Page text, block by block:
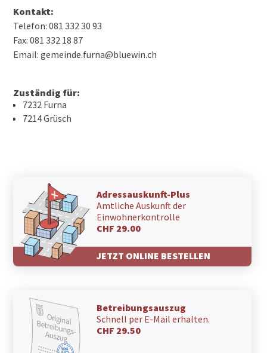
Kontakt:
Telefon: 081 332 30 93
Fax: 081 332 18 87
Email: gemeinde.furna@bluewin.ch
Zuständig für:
7232 Furna
7214 Grüsch
Adressauskunft-Plus
Amtliche Auskunft der
Einwohnerkontrolle
CHF 29.00
JETZT ONLINE BESTELLEN
Betreibungsauszug
Schnell per E-Mail erhalten.
CHF 29.50